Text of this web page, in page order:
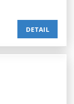
DETAIL